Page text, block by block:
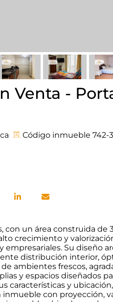
Venta -
Código inmueble 742-
con un área construida de
crecimiento y
empresariales. Su diseño
distribución interior,
ambientes frescos,
y espacios diseñados
características y
con proyección,